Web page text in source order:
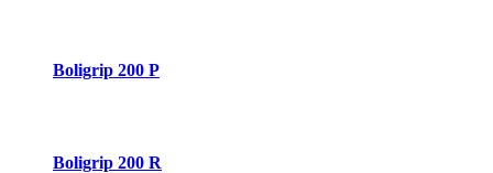
Boligrip 200 P
Boligrip 200 R